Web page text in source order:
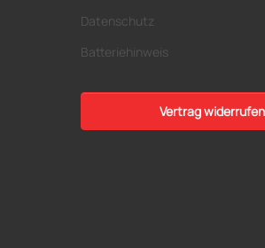
Datenschutz
Batteriehinweis
Vertrag widerrufen